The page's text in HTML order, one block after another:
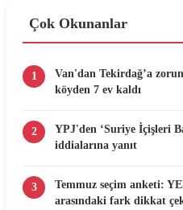
Çok Okunanlar
1
Van'dan Tekirdağ’a
köyden 7 ev kaldı
2
YPJ'den ‘Suriye İçişleri
iddialarına yanıt
3
Temmuz seçim anketi:
arasındaki fark dikkat